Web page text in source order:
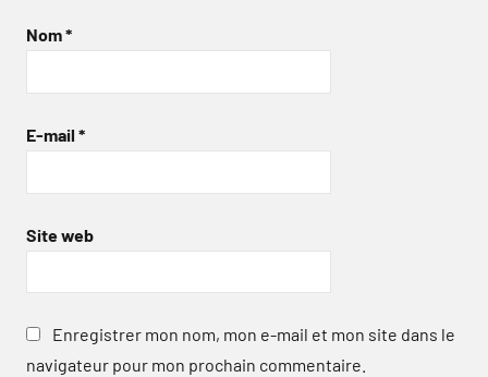
Nom*
E-mail *
Site web
Enregistrer mon nom, mon e-mail et mon site dans le
navigateur pour mon prochain commentaire.